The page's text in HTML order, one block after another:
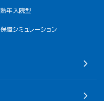
熟年入院型
保障シミュレーション